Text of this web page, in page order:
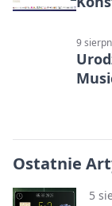
9
Ostatnie
5